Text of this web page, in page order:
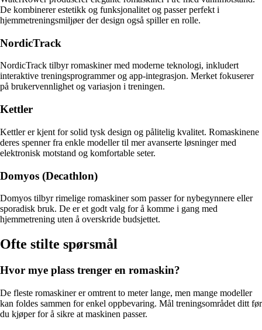
De kombinerer estetikk og funksjonalitet og passer perfekt i
hjemmetreningsmiljøer der design også spiller en rolle.
NordicTrack
NordicTrack tilbyr romaskiner med moderne teknologi, inkludert
interaktive treningsprogrammer og app-integrasjon. Merket fokuserer
på brukervennlighet og variasjon i treningen.
Kettler
Kettler er kjent for solid tysk design og pålitelig kvalitet. Romaskinene
deres spenner fra enkle modeller til mer avanserte løsninger med
elektronisk motstand og komfortable seter.
Domyos (Decathlon)
Domyos tilbyr rimelige romaskiner som passer for nybegynnere eller
sporadisk bruk. De er et godt valg for å komme i gang med
hjemmetrening uten å overskride budsjettet.
Ofte stilte spørsmål
Hvor mye plass trenger en romaskin?
De fleste romaskiner er omtrent to meter lange, men mange modeller
kan foldes sammen for enkel oppbevaring. Mål treningsområdet ditt før
du kjøper for å sikre at maskinen passer.